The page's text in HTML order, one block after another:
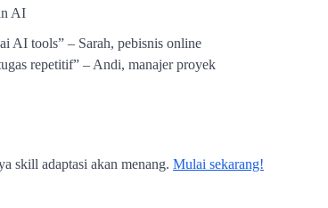
AI
AI tools” – Sarah, pebisnis online
repetitif” – Andi, manajer proyek
skill adaptasi akan menang. Mulai sekarang!